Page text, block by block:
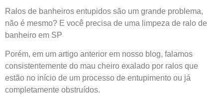
Ralos de banheiros entupidos são um grande problema,
não é mesmo? E você precisa de uma limpeza de ralo de
banheiro em SP
Porém, em um artigo anterior em nosso blog, falamos
consistentemente do mau cheiro exalado por ralos que
estão no início de um processo de entupimento ou já
completamente obstruídos.